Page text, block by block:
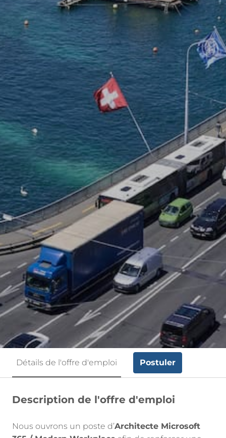
Détails de l'offre d'emploi Postuler
Description de l'offre d'emploi
Nous ouvrons un poste d’Architecte Microsoft